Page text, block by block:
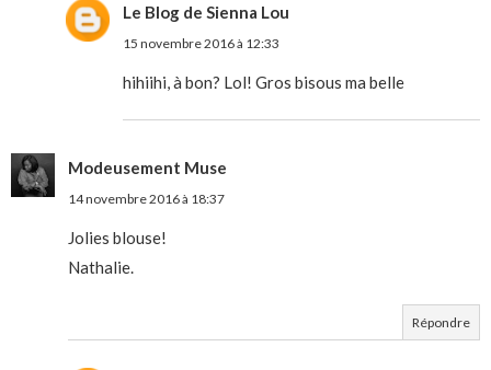
Le Blog de Sienna Lou
15 novembre 2016 à 12:33
hihiihi, à bon? Lol! Gros bisous ma belle
Modeusement Muse
14 novembre 2016 à 18:37
Jolies blouse!
Nathalie.
Répondre